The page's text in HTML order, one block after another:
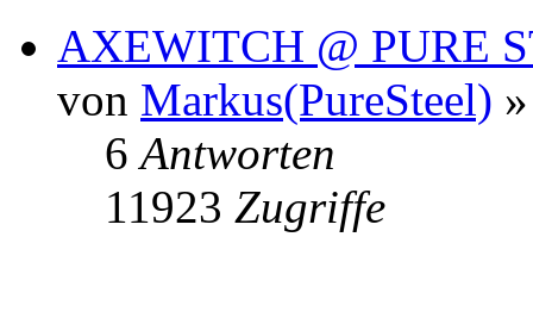
AXEWITCH @ PURE
von Markus(PureSteel)
6Antworten
11923 Zugriffe